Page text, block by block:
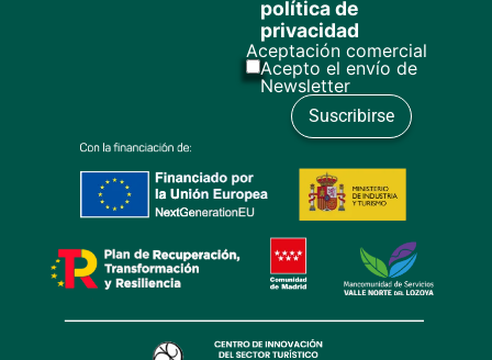
política de
privacidad
Aceptación comercial
Acepto el envío de
Newsletter